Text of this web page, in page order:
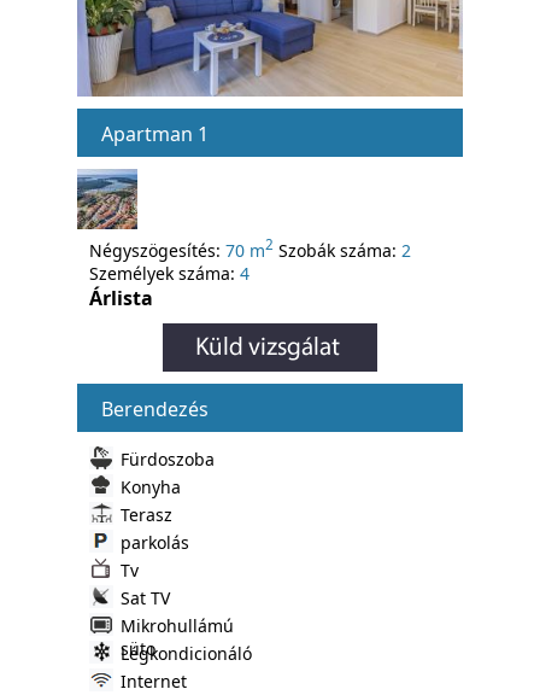
Ismerkedjen meg Horvátországgal
múzeumok
Apartman 1
Négyszögesítés: 70 m2 Szobák száma: 2
Személyek száma: 4
Árlista
Berendezés
Fürdoszoba
Konyha
Terasz
parkolás
Tv
Sat TV
Mikrohullámú
süto
Légkondicionáló
Internet